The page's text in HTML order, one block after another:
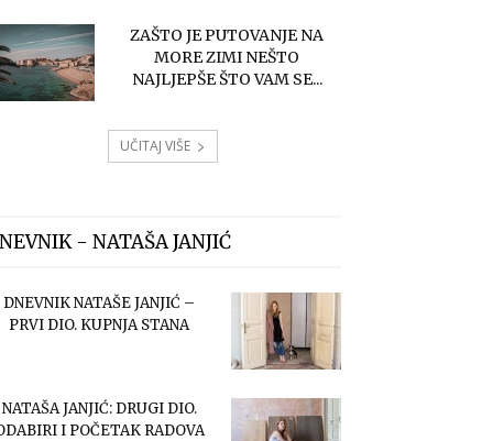
ZAŠTO JE PUTOVANJE NA
MORE ZIMI NEŠTO
NAJLJEPŠE ŠTO VAM SE...
UČITAJ VIŠE
- NATAŠA JANJIĆ
DNEVNIK NATAŠE JANJIĆ –
PRVI DIO. KUPNJA STANA
NATAŠA JANJIĆ: DRUGI DIO.
I POČETAK RADOVA